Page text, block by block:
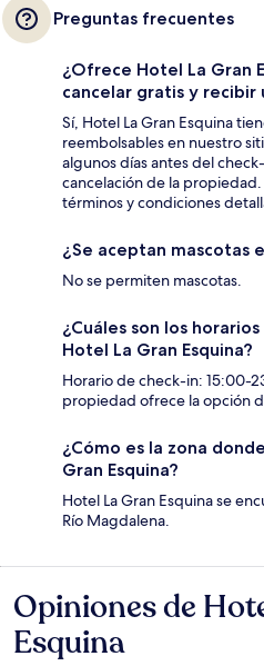
Preguntas frecuentes
¿Ofrece Hotel La Gran
cancelar gratis y
Sí, Hotel La Gran Esquina
reembolsables en nuestro
algunos días antes del
cancelación de la
términos y condiciones
¿Se aceptan mascotas
No se permiten mascotas.
¿Cuáles son los
Hotel La Gran Esquina?
Horario de check-in: 15:00-
propiedad ofrece la opción
¿Cómo es la zona
Gran Esquina?
Hotel La Gran Esquina se
Río Magdalena.
Opiniones
Opiniones de
Esquina